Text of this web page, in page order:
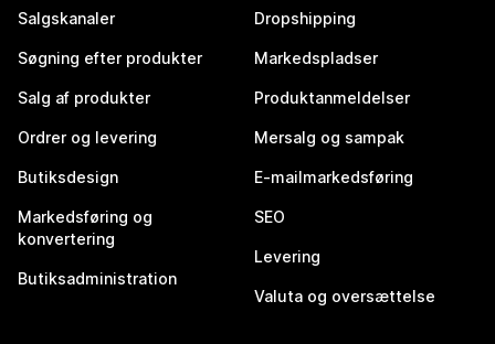
Salgskanaler
Søgning efter produkter
Salg af produkter
Ordrer og levering
Butiksdesign
Markedsføring og
konvertering
Butiksadministration
Dropshipping
Markedspladser
Produktanmeldelser
Mersalg og sampak
E-mailmarkedsføring
SEO
Levering
Valuta og oversættelse